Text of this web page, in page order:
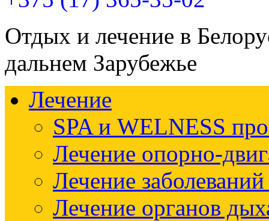
Отдых и лечение в
дальнем Зарубежье
Лечение
SPA и WELNESS
Лечение опорно-
Лечение
Лечение органов